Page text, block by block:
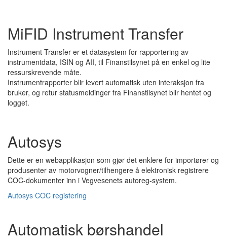
MiFID Instrument Transfer
Instrument-Transfer er et datasystem for rapportering av
instrumentdata, ISIN og AII, til Finanstilsynet på en enkel og lite
ressurskrevende måte.
Instrumentrapporter blir levert automatisk uten interaksjon fra
bruker, og retur statusmeldinger fra Finanstilsynet blir hentet og
logget.
Autosys
Dette er en webapplikasjon som gjør det enklere for importører og
produsenter av motorvogner/tilhengere å elektronisk registrere
COC-dokumenter inn i Vegvesenets autoreg-system.
Autosys COC registering
Automatisk børshandel